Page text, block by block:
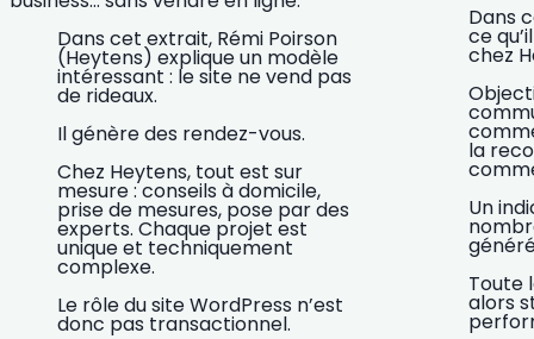
Dans cet extrait, Rémi Poirson
(Heytens) explique un modèle
intéressant : le site ne vend pas
de rideaux.
Il génère des rendez-vous.
Chez Heytens, tout est sur
mesure : conseils à domicile,
prise de mesures, pose par des
experts. Chaque projet est
unique et techniquement
complexe.
Le rôle du site WordPress n’est
donc pas transactionnel.
Dans
ce
chez
la
Un
Toute
alors